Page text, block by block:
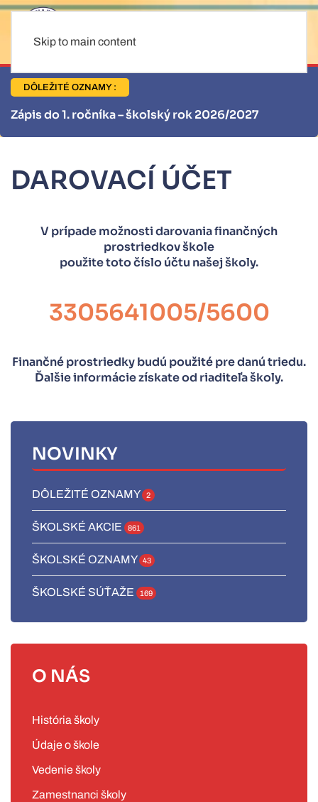
Skip to main content
DÔLEŽITÉ OZNAMY :
rok 2026/2027 Informácie pre
DAROVACÍ ÚČET
V prípade možnosti darovania finančných
prostriedkov škole
použite toto číslo účtu našej školy.
3305641005/5600
Finančné prostriedky budú použité pre danú triedu.
Ďalšie informácie získate od riaditeľa školy.
NOVINKY
DÔLEŽITÉ OZNAMY 2
ŠKOLSKÉ AKCIE 861
ŠKOLSKÉ OZNAMY 43
ŠKOLSKÉ SÚŤAŽE 169
O NÁS
História školy
Údaje o škole
Vedenie školy
Zamestnanci školy